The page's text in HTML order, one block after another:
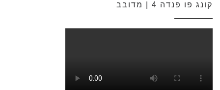
קונג פו פנדה 4 | מדובב